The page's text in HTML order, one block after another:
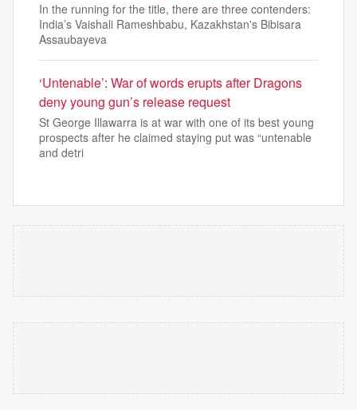
In the running for the title, there are three contenders:
India’s Vaishali Rameshbabu, Kazakhstan's Bibisara
Assaubayeva
‘Untenable’: War of words erupts after Dragons
deny young gun’s release request
St George Illawarra is at war with one of its best young
prospects after he claimed staying put was “untenable
and detri